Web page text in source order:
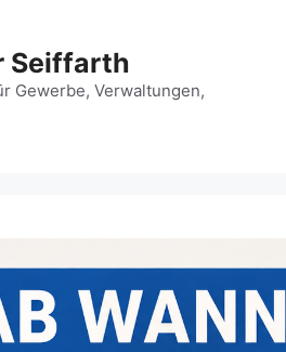
Seiffarth
Gewerbe, Verwaltungen,